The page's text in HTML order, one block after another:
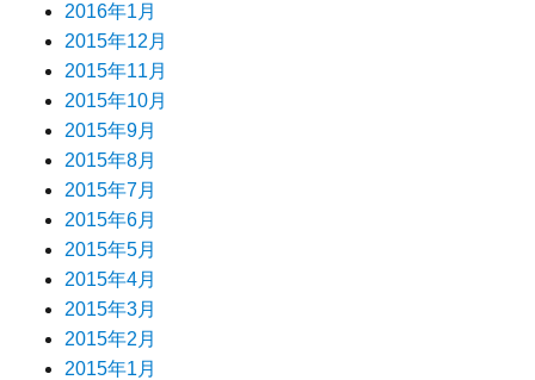
2016年1月
2015年12月
2015年11月
2015年10月
2015年9月
2015年8月
2015年7月
2015年6月
2015年5月
2015年4月
2015年3月
2015年2月
2015年1月